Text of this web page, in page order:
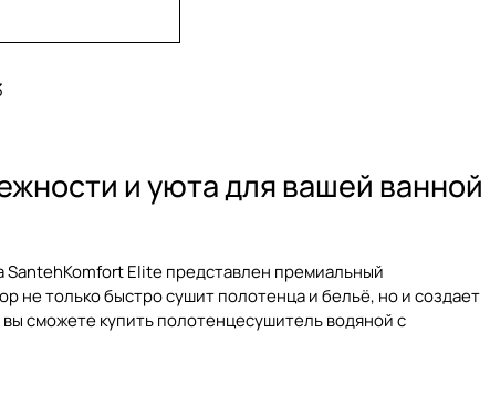
и уюта для вашей ванной
SantehKomfort Elite представлен премиальный
не только быстро сушит полотенца и бельё, но и создает
вы сможетекупить полотенцесушитель водянойс